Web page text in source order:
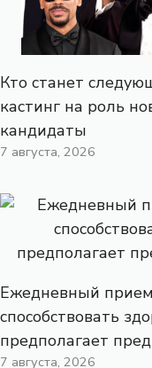
Кто станет
кастинг на роль
кандидаты
7 августа, 2026
Ежедневный
способствовать
предполагает
7 августа, 2026